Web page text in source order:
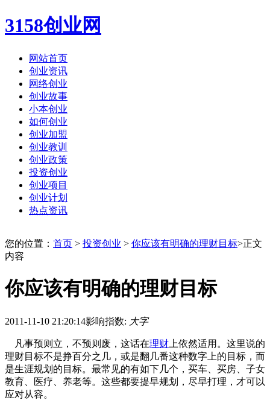
3158创业网
网站首页
创业资讯
网络创业
创业故事
小本创业
如何创业
创业加盟
创业教训
创业政策
投资创业
创业项目
创业计划
热点资讯
您的位置： 首页 > 投资创业 > 你应该有明确的理财目标>正文
内容
你应该有明确的理财目标
2011-11-10 21:20:14影响指数: 大字
凡事预则立，不预则废，这话在理财 上依然适用。这里说的
理财目标不是挣百分之几，或是翻几番这种数字上的目标，而
是生涯规划的目标。最常见的有如下几个，买车、买房、子女
教育、医疗、养老等。这些都要提早规划，尽早打理，才可以
应对从容。